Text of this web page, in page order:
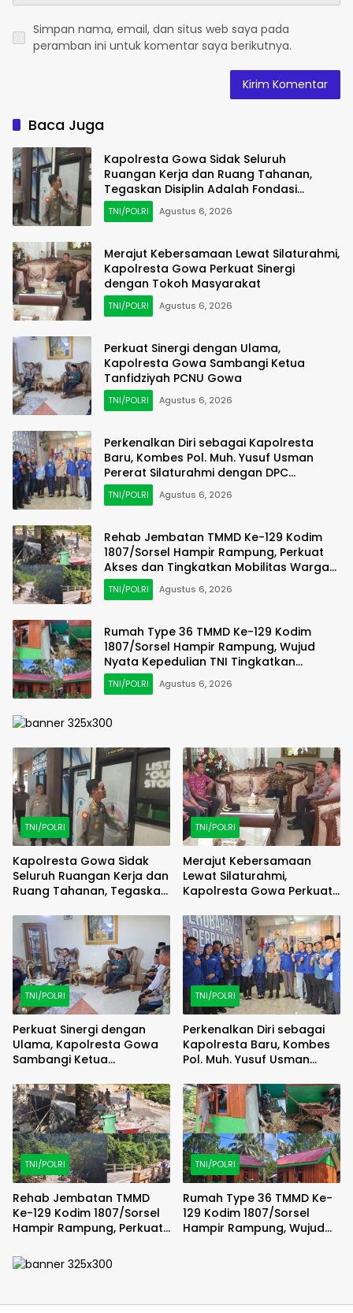
Simpan nama, email, dan situs web saya pada
peramban ini untuk komentar saya berikutnya.
Baca Juga
Kapolresta Gowa Sidak Seluruh
Ruangan Kerja dan Ruang Tahanan,
Tegaskan Disiplin Adalah Fondasi
Pelayanan Prima
TNI/POLRI Agustus 6, 2026
Merajut Kebersamaan Lewat Silaturahmi,
Kapolresta Gowa Perkuat Sinergi
dengan Tokoh Masyarakat
TNI/POLRI Agustus 6, 2026
Perkuat Sinergi dengan Ulama,
Kapolresta Gowa Sambangi Ketua
Tanfidziyah PCNU Gowa
TNI/POLRI Agustus 6, 2026
Perkenalkan Diri sebagai Kapolresta
Baru, Kombes Pol. Muh. Yusuf Usman
Pererat Silaturahmi dengan DPC
Demokrat Gowa
TNI/POLRI Agustus 6, 2026
Rehab Jembatan TMMD Ke-129 Kodim
1807/Sorsel Hampir Rampung, Perkuat
Akses dan Tingkatkan Mobilitas Warga
Kampung Sesor
TNI/POLRI Agustus 6, 2026
Rumah Type 36 TMMD Ke-129 Kodim
1807/Sorsel Hampir Rampung, Wujud
Nyata Kepedulian TNI Tingkatkan
Kesejahteraan Warga
TNI/POLRI Agustus 6, 2026
TNI/POLRI
Kapolresta Gowa Sidak
Seluruh Ruangan Kerja dan
Ruang Tahanan, Tegaskan
Pelayanan Prima
TNI/POLRI
Merajut Kebersamaan
Lewat Silaturahmi,
Kapolresta Gowa Perkuat
Masyarakat
TNI/POLRI
Perkuat Sinergi dengan
Ulama, Kapolresta Gowa
Sambangi Ketua
TNI/POLRI
Perkenalkan Diri sebagai
Kapolresta Baru, Kombes
Pol. Muh. Yusuf Usman
dengan DPC Demokrat
Gowa
TNI/POLRI
Rehab Jembatan TMMD
Ke-129 Kodim 1807/Sorsel
Hampir Rampung, Perkuat
Mobilitas Warga Kampung
Sesor
TNI/POLRI
Rumah Type 36 TMMD Ke-
129 Kodim 1807/Sorsel
Hampir Rampung, Wujud